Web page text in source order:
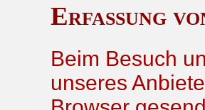
Erfassung
Beim Besuch
unseres